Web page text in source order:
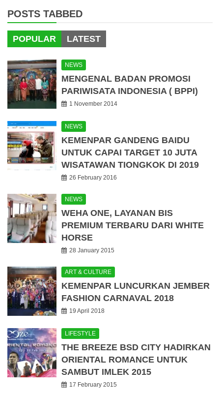
POSTS TABBED
POPULAR LATEST
NEWS
MENGENAL BADAN PROMOSI
PARIWISATA INDONESIA ( BPPI)
1 November 2014
NEWS
KEMENPAR GANDENG BAIDU
UNTUK CAPAI TARGET 10 JUTA
WISATAWAN TIONGKOK DI 2019
26 February 2016
NEWS
WEHA ONE, LAYANAN BIS
PREMIUM TERBARU DARI WHITE
HORSE
28 January 2015
ART & CULTURE
KEMENPAR LUNCURKAN JEMBER
FASHION CARNAVAL 2018
19 April 2018
LIFESTYLE
THE BREEZE BSD CITY HADIRKAN
ORIENTAL ROMANCE UNTUK
SAMBUT IMLEK 2015
17 February 2015